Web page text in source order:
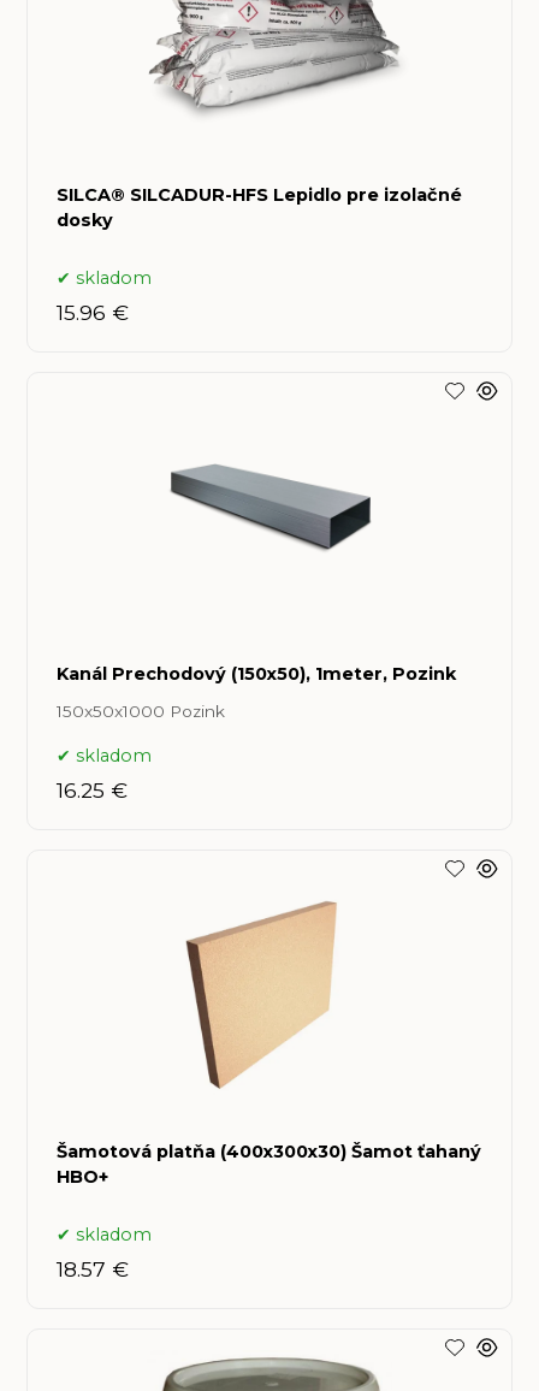
SILCA® SILCADUR-HFS Lepidlo pre izolačné
dosky
skladom
15.96 €
Kanál Prechodový (150x50), 1meter, Pozink
150x50x1000 Pozink
skladom
16.25 €
Šamotová platňa (400x300x30) Šamot ťahaný
HBO+
skladom
18.57 €